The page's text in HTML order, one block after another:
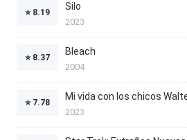
⭐ 8.19
Silo
2023
⭐ 8.37
Bleach
2004
⭐ 7.78
Mi vida con los chicos
2023